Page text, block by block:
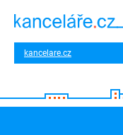
kancelare.cz